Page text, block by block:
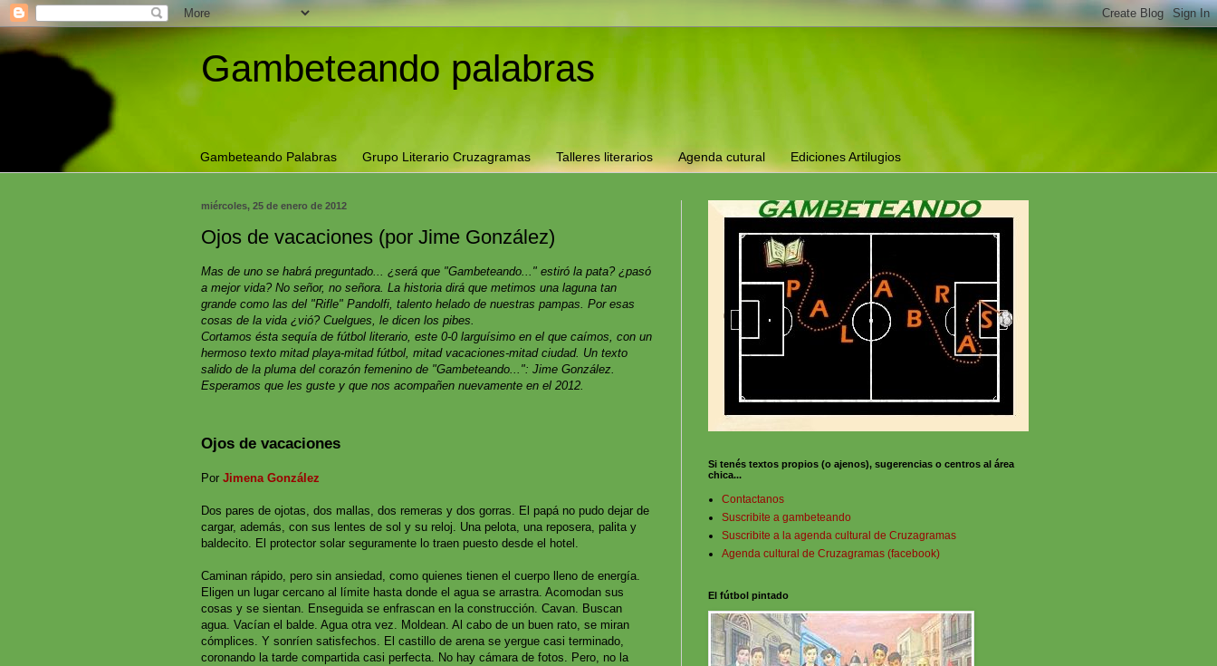
Gambeteando palabras
Gambeteando Palabras Grupo Literario Cruzagramas Talleres literarios Agenda cutural Ediciones Artilugios
miércoles, 25 de enero de 2012
Ojos de vacaciones (por Jime González)
Mas de uno se habrá preguntado... ¿será que "Gambeteando..." estiró la pata? ¿pasó
a mejor vida? No señor, no señora. La historia dirá que metimos una laguna tan
grande como las del "Rifle" Pandolfi, talento helado de nuestras pampas. Por esas
cosas de la vida ¿vió? Cuelgues, le dicen los pibes.
Cortamos ésta sequía de fútbol literario, este 0-0 larguísimo en el que caímos, con un
hermoso texto mitad playa-mitad fútbol, mitad vacaciones-mitad ciudad. Un texto
salido de la pluma del corazón femenino de "Gambeteando...": Jime González.
Esperamos que les guste y que nos acompañen nuevamente en el 2012.
Ojos de vacaciones
Por Jimena González
Dos pares de ojotas, dos mallas, dos remeras y dos gorras. El papá no pudo dejar de
cargar, además, con sus lentes de sol y su reloj. Una pelota, una reposera, palita y
baldecito. El protector solar seguramente lo traen puesto desde el hotel.
Caminan rápido, pero sin ansiedad, como quienes tienen el cuerpo lleno de energía.
Eligen un lugar cercano al límite hasta donde el agua se arrastra. Acomodan sus
cosas y se sientan. Enseguida se enfrascan en la construcción. Cavan. Buscan
agua. Vacían el balde. Agua otra vez. Moldean. Al cabo de un buen rato, se miran
cómplices. Y sonríen satisfechos. El castillo de arena se yergue casi terminado,
coronando la tarde compartida casi perfecta. No hay cámara de fotos. Pero, no la
Si tenés textos propios (o ajenos), sugerencias o centros al área
chica...
Contactanos
Suscribite a gambeteando
Suscribite a la agenda cultural de Cruzagramas
Agenda cultural de Cruzagramas (facebook)
El fútbol pintado